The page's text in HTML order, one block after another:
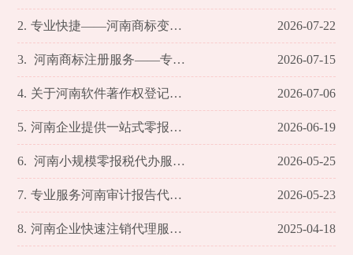
2. 专业快捷——河南商标变更代办事宜全面解析 2026-07-22
3. 河南商标注册服务——专业高效，助力您的品牌腾飞 2026-07-15
4. 关于河南软件著作权登记代办的全方位解析 2026-07-06
5. 河南企业提供一站式零报税服务 2026-06-19
6. 河南小规模零报税代办服务全面解析 2026-05-25
7. 专业服务河南审计报告代办理 轻松应对审计难题 2026-05-23
8. 河南企业快速注销代理服务平台 2025-04-18